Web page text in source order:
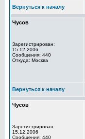
Вернуться к началу
Чусов
Зарегистрирован:
15.12.2006
Сообщения: 440
Откуда: Москва
Вернуться к началу
Чусов
Зарегистрирован:
15.12.2006
Сообщения: 440